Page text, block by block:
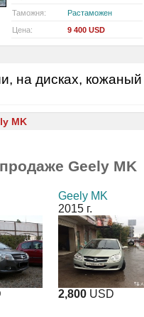
Таможня:
Растаможен
Цена:
9 400 USD
на дисках,
MK
Geely MK
Geely MK
2015 г.
2,800 USD